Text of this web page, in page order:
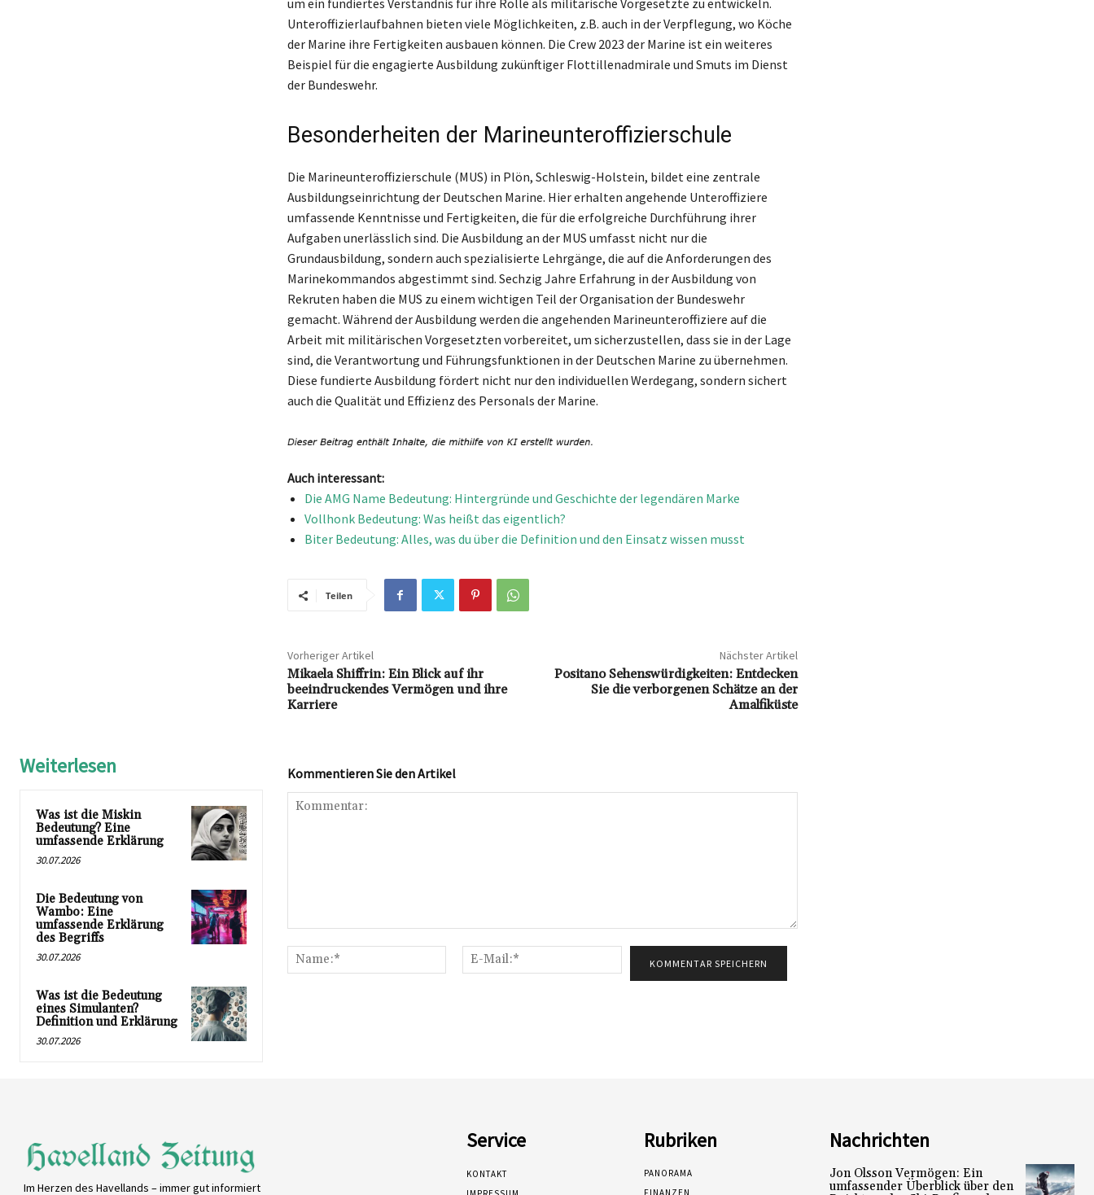
um ein fundiertes Verständnis für ihre Rolle als militärische Vorgesetzte zu entwickeln.
Unteroffizierlaufbahnen bieten viele Möglichkeiten, z.B. auch in der Verpflegung, wo Köche
der Marine ihre Fertigkeiten ausbauen können. Die Crew 2023 der Marine ist ein weiteres
Beispiel für die engagierte Ausbildung zukünftiger Flottillenadmirale und Smuts im Dienst
der Bundeswehr.
Besonderheiten der Marineunteroffizierschule
Die Marineunteroffizierschule (MUS) in Plön, Schleswig-Holstein, bildet eine zentrale
Ausbildungseinrichtung der Deutschen Marine. Hier erhalten angehende Unteroffiziere
umfassende Kenntnisse und Fertigkeiten, die für die erfolgreiche Durchführung ihrer
Aufgaben unerlässlich sind. Die Ausbildung an der MUS umfasst nicht nur die
Grundausbildung, sondern auch spezialisierte Lehrgänge, die auf die Anforderungen des
Marinekommandos abgestimmt sind. Sechzig Jahre Erfahrung in der Ausbildung von
Rekruten haben die MUS zu einem wichtigen Teil der Organisation der Bundeswehr
gemacht. Während der Ausbildung werden die angehenden Marineunteroffiziere auf die
Arbeit mit militärischen Vorgesetzten vorbereitet, um sicherzustellen, dass sie in der Lage
sind, die Verantwortung und Führungsfunktionen in der Deutschen Marine zu übernehmen.
Diese fundierte Ausbildung fördert nicht nur den individuellen Werdegang, sondern sichert
auch die Qualität und Effizienz des Personals der Marine.
Auch interessant:
Die AMG Name Bedeutung: Hintergründe und Geschichte der legendären Marke
Vollhonk Bedeutung: Was heißt das eigentlich?
Biter Bedeutung: Alles, was du über die Definition und den Einsatz wissen musst
Teilen
Vorheriger Artikel
Mikaela Shiffrin: Ein Blick auf ihr
beeindruckendes Vermögen und ihre
Karriere
Nächster Artikel
Positano Sehenswürdigkeiten: Entdecken
Sie die verborgenen Schätze an der
Amalfiküste
Weiterlesen
Was ist die Miskin
Bedeutung? Eine
umfassende Erklärung
30.07.2026
Die Bedeutung von
Wambo: Eine
umfassende Erklärung
des Begriffs
30.07.2026
Was ist die Bedeutung
eines Simulanten?
Definition und Erklärung
30.07.2026
Kommentieren Sie den Artikel
Name:*
Mail:*
Im Herzen des Havellands – immer gut informiert
Service
KONTAKT
Rubriken
PANORAMA
FINANZEN
Nachrichten
Jon Olsson Vermögen: Ein
umfassender Überblick über den